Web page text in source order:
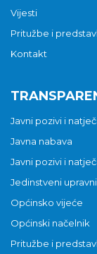
Vijesti
Pritužbe i
Kontakt
Javni pozivi i
Javna nabava
Javni pozivi i
Jedinstveni
Općinsko vijeće
Općinski načelnik
Pritužbe i